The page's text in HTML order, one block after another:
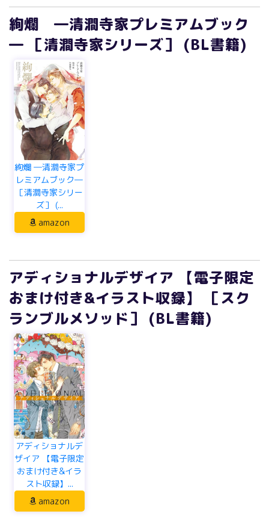
絢爛 ―清澗寺家プレミアムブック
― ［清澗寺家シリーズ］ (BL書籍)
絢爛 ―清澗寺家プ
レミアムブック―
［清澗寺家シリー
ズ］ (...
amazon
アディショナルデザイア 【電子限定
おまけ付き&イラスト収録】 ［スク
ランブルメソッド］ (BL書籍)
アディショナルデ
ザイア 【電子限定
おまけ付き&イラ
スト収録】...
amazon